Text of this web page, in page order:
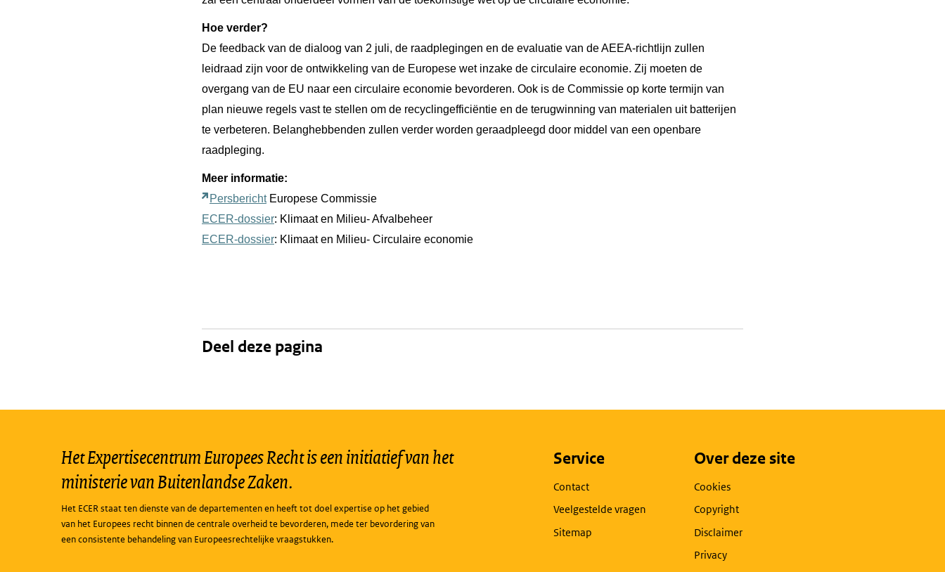
Hoe verder?
De feedback van de dialoog van 2 juli, de raadplegingen en de evaluatie van de AEEA-richtlijn zullen
leidraad zijn voor de ontwikkeling van de Europese wet inzake de circulaire economie. Zij moeten de
overgang van de EU naar een circulaire economie bevorderen. Ook is de Commissie op korte termijn van
plan nieuwe regels vast te stellen om de recyclingefficiëntie en de terugwinning van materialen uit batterijen
te verbeteren. Belanghebbenden zullen verder worden geraadpleegd door middel van een openbare
raadpleging.
Meer informatie:
PersberichtEuropese Commissie
ECER-dossier: Klimaat en Milieu- Afvalbeheer
ECER-dossier: Klimaat en Milieu- Circulaire economie
Deel deze pagina
Het Expertisecentrum Europees Recht is een initiatief van het
ministerie van Buitenlandse Zaken.
Het ECER staat ten dienste van de departementen en heeft tot doel expertise op het gebied
van het Europees recht binnen de centrale overheid te bevorderen, mede ter bevordering van
een consistente behandeling van Europeesrechtelijke vraagstukken.
Service
Contact
Veelgestelde vragen
Sitemap
Over deze site
Cookies
Copyright
Disclaimer
Privacy